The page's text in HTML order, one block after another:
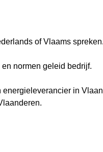
of Vlaams spreken.
normen geleid bedrijf.
in